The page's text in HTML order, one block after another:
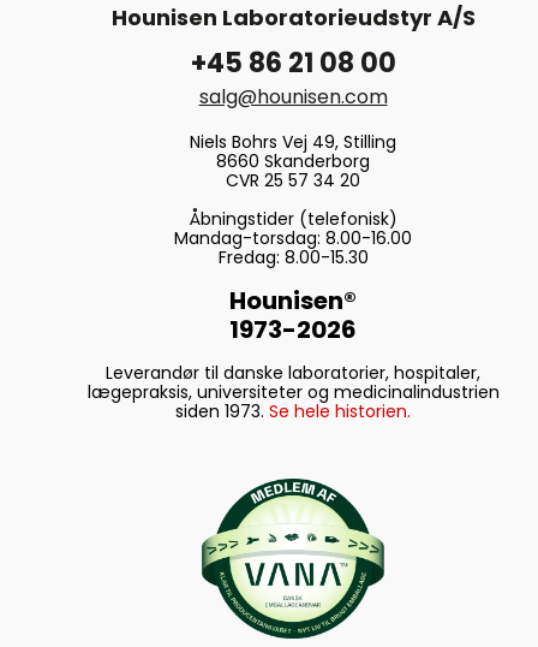
Hounisen Laboratorieudstyr A/S
+45 86 21 08 00
salg@hounisen.com
Niels Bohrs Vej 49, Stilling
8660 Skanderborg
CVR 25 57 34 20
Åbningstider (telefonisk)
Mandag-torsdag: 8.00-16.00
Fredag: 8.00-15.30
Hounisen®
1973-2026
Leverandør til danske laboratorier, hospitaler,
lægepraksis, universiteter og medicinalindustrien
siden 1973. Se hele historien.